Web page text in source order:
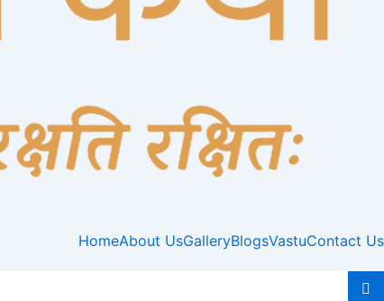
HomeAbout UsGalleryBlogsVastuContact Us